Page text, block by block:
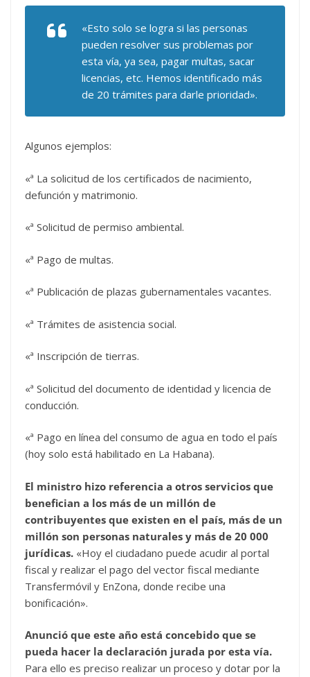
«Esto solo se logra si las personas
pueden resolver sus problemas por
esta vía, ya sea, pagar multas, sacar
licencias, etc. Hemos identificado más
de 20 trámites para darle prioridad».
Algunos ejemplos:
«ª La solicitud de los certificados de nacimiento,
defunción y matrimonio.
«ª Solicitud de permiso ambiental.
«ª Pago de multas.
«ª Publicación de plazas gubernamentales vacantes.
«ª Trámites de asistencia social.
«ª Inscripción de tierras.
«ª Solicitud del documento de identidad y licencia de
conducción.
«ª Pago en línea del consumo de agua en todo el país
(hoy solo está habilitado en La Habana).
El ministro hizo referencia a otros servicios que
benefician a los más de un millón de
contribuyentes que existen en el país, más de un
millón son personas naturales y más de 20 000
jurídicas. «Hoy el ciudadano puede acudir al portal
fiscal y realizar el pago del vector fiscal mediante
Transfermóvil y EnZona, donde recibe una
bonificación».
Anunció que este año está concebido que se
pueda hacer la declaración jurada por esta vía.
Para ello es preciso realizar un proceso y dotar por la